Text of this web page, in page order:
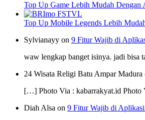
Top Up Game Lebih Mudah Dengan
Top Up Mobile Legends Lebih
Sylvianayy on 9 Fitur Wajib di
waw lengkap banget isinya. jadi bisa
24 Wisata Religi Batu Ampar Madura
[…] Photo Via : kabarrakyat.id Photo
Diah Alsa on 9 Fitur Wajib di